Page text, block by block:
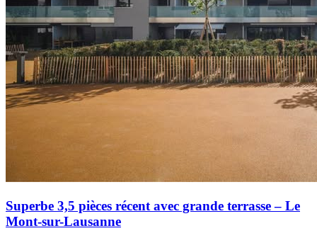
Superbe 3,5 pièces récent avec grande terrasse – Le
Mont-sur-Lausanne